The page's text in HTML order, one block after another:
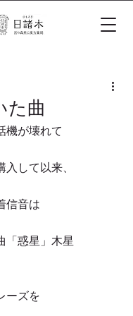
た曲
機が壊れて
して以来、
信音は
「惑星」木星
ーズを